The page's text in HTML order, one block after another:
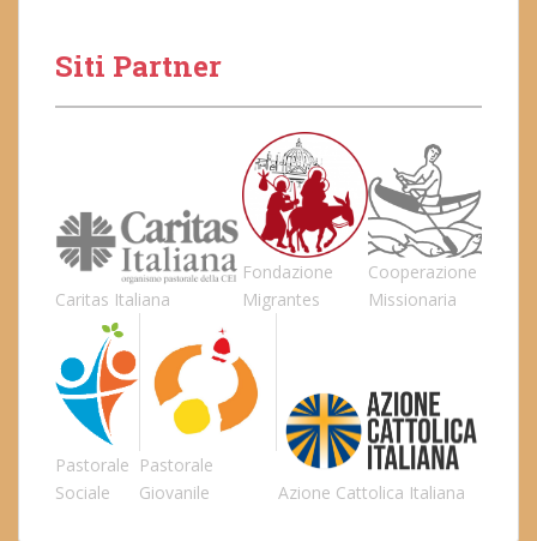
Siti Partner
Caritas Italiana
Fondazione
Migrantes
Cooperazione
Missionaria
Pastorale
Sociale
Pastorale
Giovanile
Azione Cattolica Italiana